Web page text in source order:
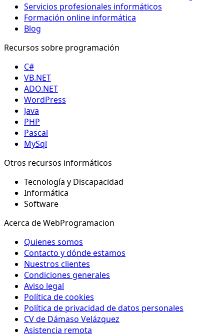
Servicios profesionales informáticos
Formación online informática
Blog
Recursos sobre programación
C#
VB.NET
ADO.NET
WordPress
Java
PHP
Pascal
MySql
Otros recursos informáticos
Tecnología y Discapacidad
Informática
Software
Acerca de WebProgramacion
Quienes somos
Contacto y dónde estamos
Nuestros clientes
Condiciones generales
Aviso legal
Política de cookies
Política de privacidad de datos personales
CV de Dámaso Velázquez
Asistencia remota